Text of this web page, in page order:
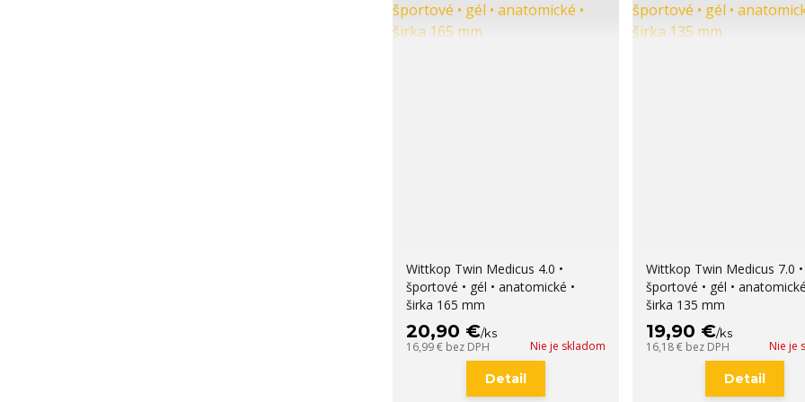
Wittkop Twin Medicus 4.0 •
športové • gél • anatomické •
širka 165 mm
20,90 €/ks
16,99 € bez DPH Nie je skladom
Detail
Wittkop Twin Medicus 7.0 •
športové • gél •
širka 135 mm
19,90 €/ks
16,18 € bez DPH Nie je
Detail